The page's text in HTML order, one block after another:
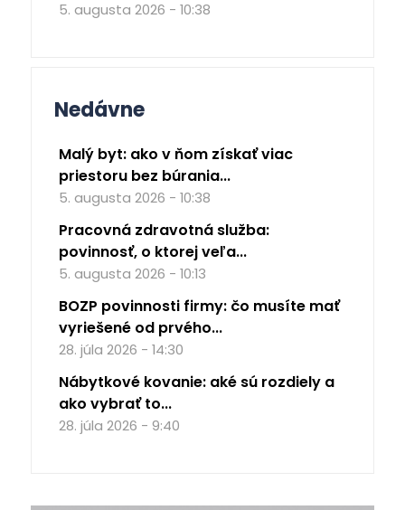
5. augusta 2026 - 10:38
Nedávne
Malý byt: ako v ňom získať viac
priestoru bez búrania...
5. augusta 2026 - 10:38
Pracovná zdravotná služba:
povinnosť, o ktorej veľa...
5. augusta 2026 - 10:13
BOZP povinnosti firmy: čo musíte mať
vyriešené od prvého...
28. júla 2026 - 14:30
Nábytkové kovanie: aké sú rozdiely a
ako vybrať to...
28. júla 2026 - 9:40